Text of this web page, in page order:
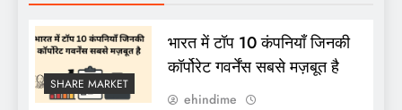
SHARE MARKET
भारत में टॉप 10 कंपनियाँ जिनकी
कॉर्पोरेट गवर्नेंस सबसे मज़बूत है
ehindime